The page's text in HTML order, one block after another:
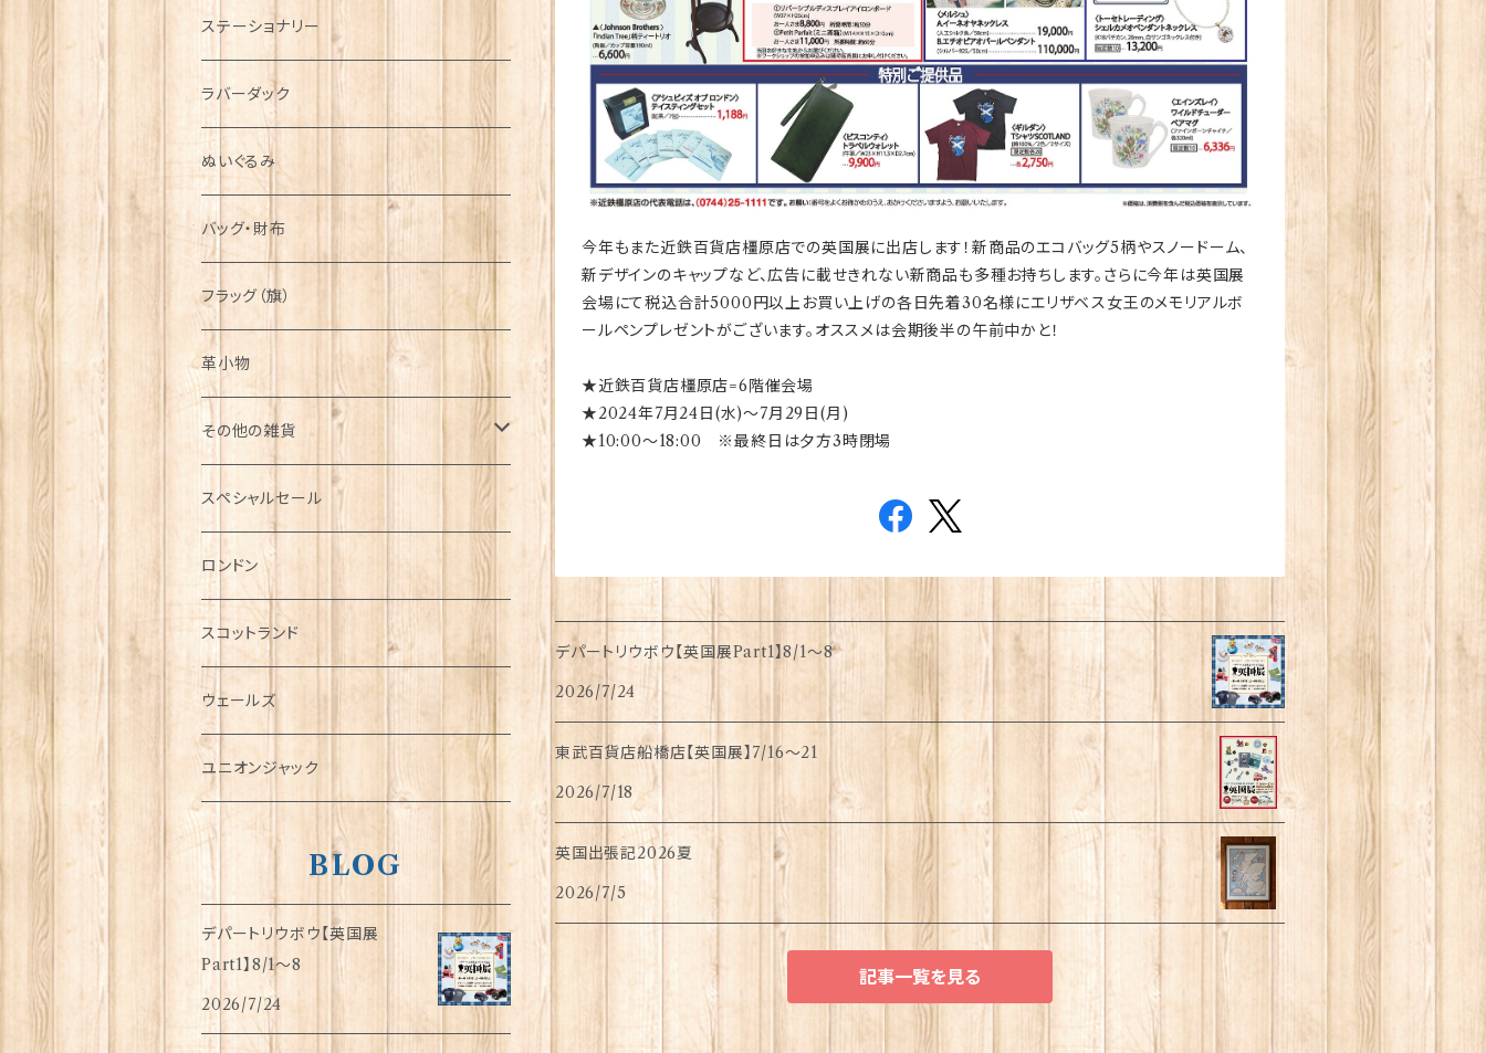
今年もまた近鉄百貨店橿原店での英国展に出店します！新商品のエコバッグ5柄やスノードーム、
新デザインのキャップなど、広告に載せきれない新商品も多種お持ちします。さらに今年は英国展
会場にて税込合計5000円以上お買い上げの各日先着30名様にエリザベス女王のメモリアルボ
ールペンプレゼントがございます。オススメは会期後半の午前中かと！
★近鉄百貨店橿原店=6階催会場
★2024年7月24日(水)～7月29日(月)
★10:00～18:00 ※最終日は夕方3時閉場
デパートリウボウ【英国展Part1】8/1〜8
2026/7/24
東武百貨店船橋店【英国展】7/16～21
2026/7/18
英国出張記2026夏
2026/7/5
記事一覧を見る
ステーショナリー
ラバーダック
ぬいぐるみ
バッグ・財布
フラッグ（旗）
革小物
その他の雑貨
ミニカー
チャーム
犬グッズ
傘
指貫(シンブル)
スペシャルセール
ロンドン
スコットランド
ウェールズ
ユニオンジャック
BLOG
デパートリウボウ【英国展
Part1】8/1〜8
2026/7/24